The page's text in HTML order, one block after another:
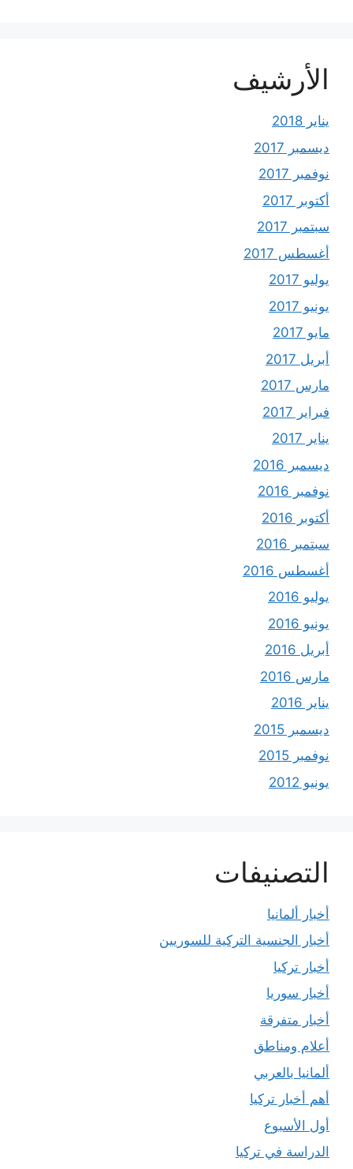
الأرشيف
يناير 2018
ديسمبر 2017
نوفمبر 2017
أكتوبر 2017
سبتمبر 2017
أغسطس 2017
يوليو 2017
يونيو 2017
مايو 2017
أبريل 2017
مارس 2017
فبراير 2017
يناير 2017
ديسمبر 2016
نوفمبر 2016
أكتوبر 2016
سبتمبر 2016
أغسطس 2016
يوليو 2016
يونيو 2016
أبريل 2016
مارس 2016
يناير 2016
ديسمبر 2015
نوفمبر 2015
يونيو 2012
التصنيفات
أخبار ألمانيا
أخبار الجنسية التركية للسوريين
أخبار تركيا
أخبار سوريا
أخبار متفرقة
أعلام ومناطق
ألمانيا بالعربي
أهم أخبار تركيا
أول الأسبوع
الدراسة في تركيا